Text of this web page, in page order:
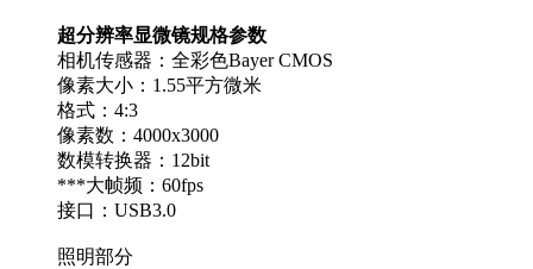
超分辨率显微镜规格参数
相机传感器：全彩色Bayer CMOS
像素大小：1.55平方微米
格式：4:3
像素数：4000x3000
数模转换器：12bit
***大帧频：60fps
接口：USB3.0
照明部分